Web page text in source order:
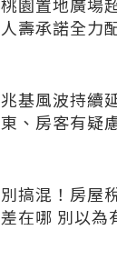
人壽承諾全力
兆基風波持續
東、房客有疑
別搞混！房屋
差在哪 別以為